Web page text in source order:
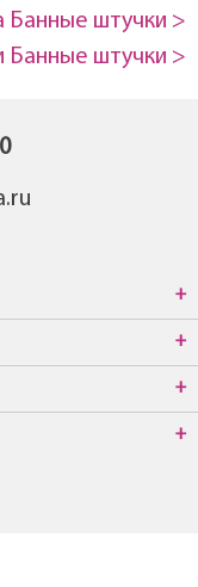
Банные штучки >
Банные штучки >